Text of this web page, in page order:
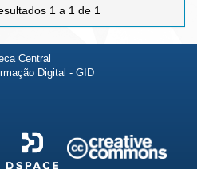
1 a 1 de 1
Central
Digital - GID